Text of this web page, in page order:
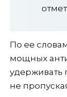
По ее
мощных
удерживать
не